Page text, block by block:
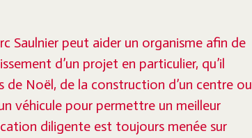
Saulnier peut aider un organisme afin de
d’un projet en particulier, qu’il
de Noël, de la construction d’un centre ou
véhicule pour permettre un meilleur
diligente est toujours menée sur